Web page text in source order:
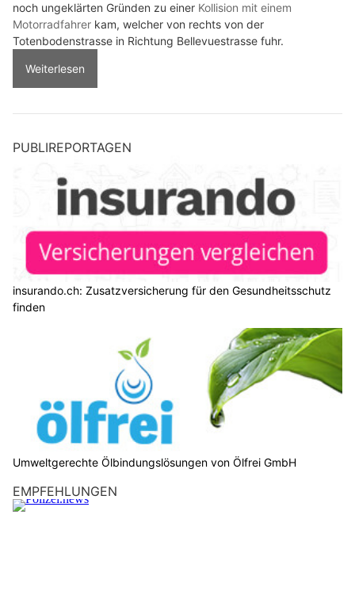
noch ungeklärten Gründen zu einer Kollision mit einem
Motorradfahrer kam, welcher von rechts von der
Totenbodenstrasse in Richtung Bellevuestrasse fuhr.
Weiterlesen
PUBLIREPORTAGEN
insurando.ch: Zusatzversicherung für den Gesundheitsschutz
finden
Umweltgerechte Ölbindungslösungen von Ölfrei GmbH
EMPFEHLUNGEN